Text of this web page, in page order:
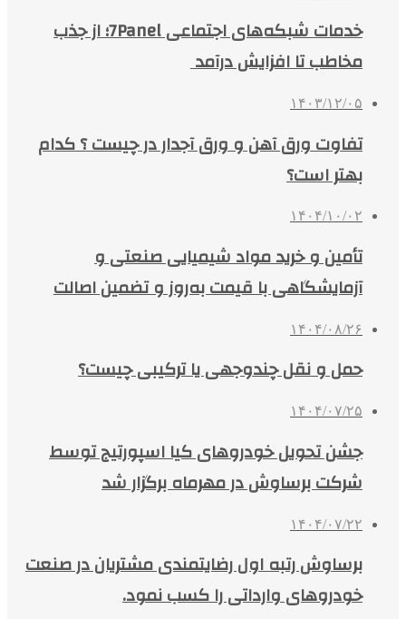
خدمات شبکه‌های اجتماعی 7Panel؛ از جذب
مخاطب تا افزایش درآمد
۱۴۰۳/۱۲/۰۵
تفاوت ورق آهن و ورق آجدار در چیست ؟ کدام
بهتر است؟
۱۴۰۴/۱۰/۰۲
تأمین و خرید مواد شیمیایی صنعتی و
آزمایشگاهی با قیمت به‌روز و تضمین اصالت
۱۴۰۴/۰۸/۲۶
حمل و نقل چندوجهی یا ترکیبی چیست؟
۱۴۰۴/۰۷/۲۵
جشن تحویل خودروهای کیا اسپورتیج توسط
شرکت برساوش در مهرماه برگزار شد
۱۴۰۴/۰۷/۲۲
برساوش رتبه اول رضایتمندی مشتریان در صنعت
خودروهای وارداتی را کسب نمود.